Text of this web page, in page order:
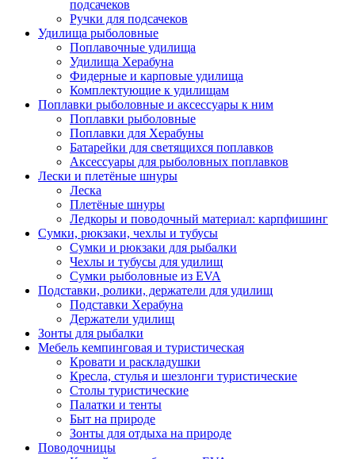
подсачеков
Ручки для подсачеков
Удилища рыболовные
Поплавочные удилища
Удилища Херабуна
Фидерные и карповые удилища
Комплектующие к удилищам
Поплавки рыболовные и аксессуары к ним
Поплавки рыболовные
Поплавки для Херабуны
Батарейки для светящихся поплавков
Аксессуары для рыболовных поплавков
Лески и плетёные шнуры
Леска
Плетёные шнуры
Ледкоры и поводочный материал: карпфишинг
Сумки, рюкзаки, чехлы и тубусы
Сумки и рюкзаки для рыбалки
Чехлы и тубусы для удилищ
Сумки рыболовные из EVA
Подставки, ролики, держатели для удилищ
Подставки Херабуна
Держатели удилищ
Зонты для рыбалки
Мебель кемпинговая и туристическая
Кровати и раскладушки
Кресла, стулья и шезлонги туристические
Столы туристические
Палатки и тенты
Быт на природе
Зонты для отдыха на природе
Поводочницы